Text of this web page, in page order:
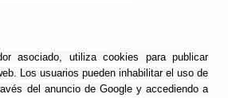
asociado, utiliza cookies para publicar
Los usuarios pueden inhabilitar el uso de
del anuncio de Google y accediendo a